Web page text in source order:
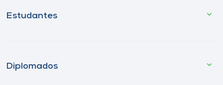
Estudantes
Diplomados